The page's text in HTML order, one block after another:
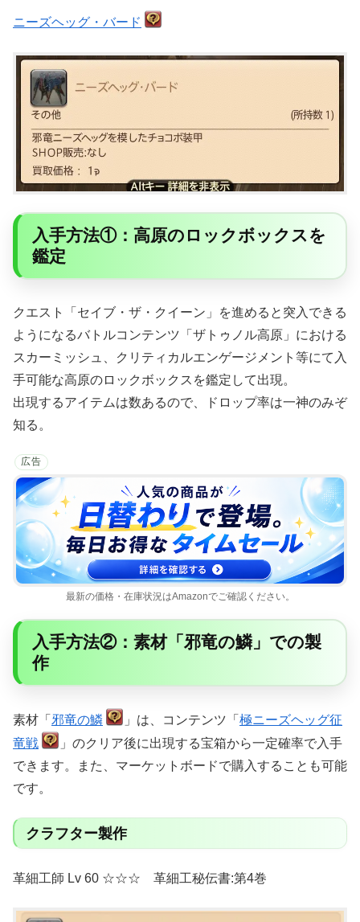
ニーズヘッグ・バード
入手方法①：高原のロックボックスを
鑑定
クエスト「セイブ・ザ・クイーン」を進めると突入できる
ようになるバトルコンテンツ「ザトゥノル高原」における
スカーミッシュ、クリティカルエンゲージメント等にて入
手可能な高原のロックボックスを鑑定して出現。
出現するアイテムは数あるので、ドロップ率は一神のみぞ
知る。
広告
最新の価格・在庫状況はAmazonでご確認ください。
入手方法②：素材「邪竜の鱗」での製
作
素材「 邪竜の鱗 」は、コンテンツ「 極ニーズヘッグ征
竜戦
」のクリア後に出現する宝箱から一定確率で入手
できます。また、マーケットボードで購入することも可能
です。
クラフター製作
革細工師 Lv 60 ☆☆☆ 革細工秘伝書:第4巻